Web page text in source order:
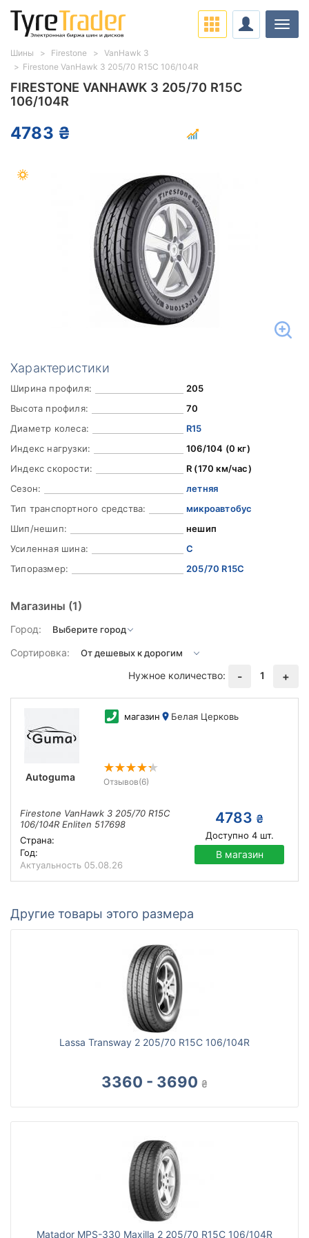
FIRESTONE VANHAWK 3 205/70 R15C
106/104R
4783 ₴
Характеристики
Ширина профиля:
205
Высота профиля:
70
Диаметр колеса:
R15
Индекс нагрузки:
106/104 (0 кг)
Индекс скорости:
R (170 км/час)
Сезон:
летняя
Тип транспортного средства:
микроавтобус
Шип/нешип:
нешип
Усиленная шина:
C
Типоразмер:
205/70 R15C
Магазины (1)
Город:
Сортировка:
Нужное количество:
- 1 +
Autoguma
магазин Белая Церковь
Отзывов(6)
Firestone VanHawk 3 205/70 R15C
106/104R Enliten 517698
Страна:
Год:
Актуальность 05.08.26
4783 ₴
Доступно 4шт.
В магазин
Другие товары этого размера
Lassa Transway 2 205/70 R15C 106/104R
3360 - 3690 ₴
Matador MPS-330 Maxilla 2 205/70 R15C 106/104R
Шины Firestone
VanHawk 3
Firestone VanHawk 3 205/70 R15C 106/104R